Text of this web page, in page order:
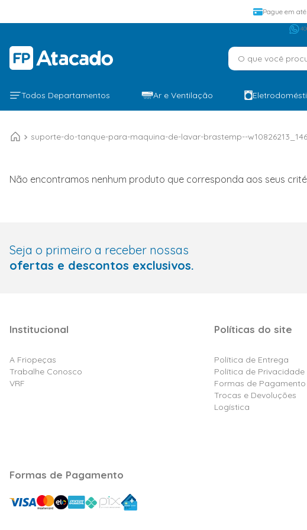
Pague em até
O que você
Todos Departamentos Ar e Ventilação
suporte-do-tanque-para-maquina-de-lavar-brastemp--
Não encontramos nenhum produto que corresponda aos seus
Seja o primeiro a receber nossas
ofertas e descontos exclusivos.
Institucional
A Friopeças
Trabalhe Conosco
VRF
Políticas do site
Política de Entrega
Política de Privacidade
Formas de Pagamento
Trocas e Devoluções
Logística
Formas de Pagamento